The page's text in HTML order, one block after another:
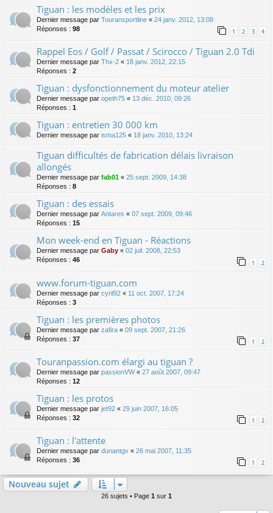
Tiguan : les modèles et les prix
Dernier message par Touransportline « 24 janv. 2012, 13:08
Réponses : 98 1 2 3 4
Rappel Eos / Golf / Passat / Scirocco / Tiguan 2.0 Tdi
Dernier message par Thx-2 « 18 janv. 2012, 22:15
Réponses : 2
Tiguan : dysfonctionnement du moteur atelier
Dernier message par opeth75 « 13 déc. 2010, 09:26
Réponses : 1
Tiguan : entretien 30 000 km
Dernier message par isma125 « 18 janv. 2010, 13:24
Tiguan difficultés de fabrication délais livraison
allongés
Dernier message par fab01 « 25 sept. 2009, 14:38
Réponses : 8
Tiguan : des essais
Dernier message par Antares « 07 sept. 2009, 09:46
Réponses : 15
Mon week-end en Tiguan - Réactions
Dernier message par Gaby « 02 juil. 2008, 22:53
Réponses : 46 1 2
www.forum-tiguan.com
Dernier message par cyril92 « 11 oct. 2007, 17:24
Réponses : 3
Tiguan : les premières photos
Dernier message par zafira « 09 sept. 2007, 21:26
Réponses : 37 1 2
Touranpassion.com élargi au tiguan ?
Dernier message par passionVW« 27 août 2007, 09:47
Réponses : 12
Tiguan : les protos
Dernier message par jet92 « 29 juin 2007, 16:05
Réponses : 32 1 2
Tiguan : l'attente
Dernier message par dunantgv « 26 mai 2007, 11:35
Réponses : 36 1 2
Nouveau sujet
26 sujets • Page 1 sur 1